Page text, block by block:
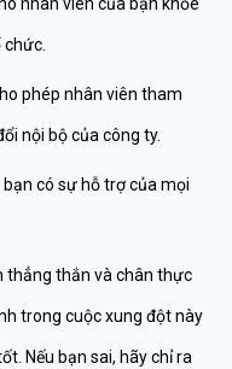
phép nhân viên tham
nội bộ của công ty.
bạn có sự hỗ trợ của mọi
thẳng thắn và chân thực
trong cuộc xung đột này
Nếu bạn sai, hãy chỉ ra